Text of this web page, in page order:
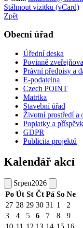
Stáhnout vizitku (vCard)
Zpět
Obecní úřad
Úřední deska
Povinně
Právní předpisy a
E-podatelna
Czech POINT
Matrika
Stavební úřad
Životní prostředí a
Poplatky a
GDPR
Publicita projektů
Kalendář akcí
Srpen2026
Po Út St Čt Pá So Ne
27 28 29 30 31 1
2
3
4 5 6 7 8
9
10 11 12 13 14 15 16